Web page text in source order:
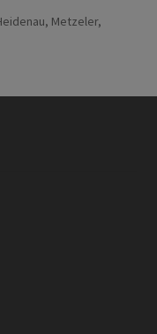
Metzeler,